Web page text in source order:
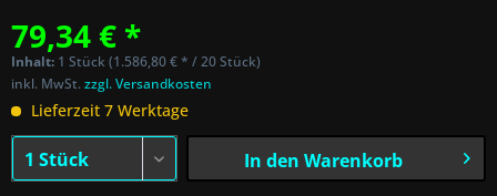
79,34 € *
Inhalt: 1 Stück (1.586,80 € * / 20 Stück)
inkl. MwSt.zzgl. Versandkosten
Lieferzeit 7 Werktage
In den Warenkorb